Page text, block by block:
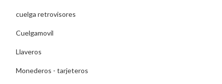
cuelga retrovisores
Cuelgamovil
Llaveros
Monederos - tarjeteros